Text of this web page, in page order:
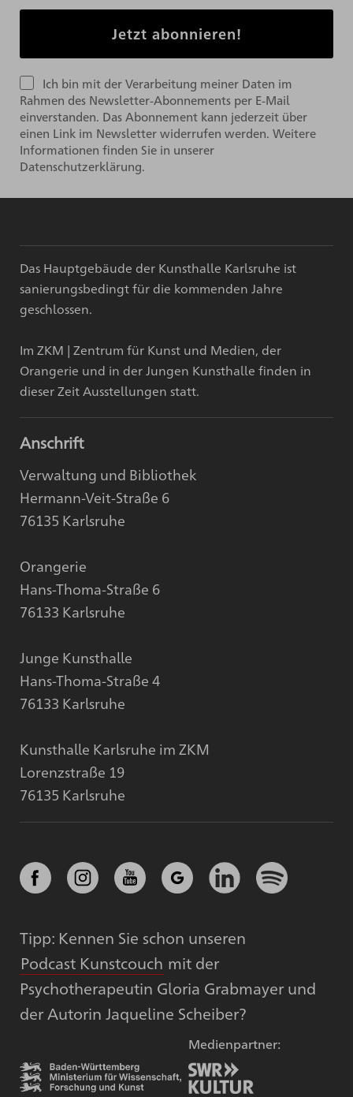
Ich bin mit der Verarbeitung meiner Daten im
Rahmen des Newsletter-Abonnements per E-Mail
einverstanden. Das Abonnement kann jederzeit über
einen Link im Newsletter widerrufen werden. Weitere
Informationen finden Sie in unserer
Datenschutzerklärung.
Das Hauptgebäude der Kunsthalle Karlsruhe ist
sanierungsbedingt für die kommenden Jahre
geschlossen.
Im ZKM | Zentrum für Kunst und Medien, der
Orangerie und in der Jungen Kunsthalle finden in
dieser Zeit Ausstellungen statt.
Anschrift
Verwaltung und Bibliothek
Hermann-Veit-Straße 6
76135 Karlsruhe
Orangerie
Hans-Thoma-Straße 6
76133 Karlsruhe
Junge Kunsthalle
Hans-Thoma-Straße 4
76133 Karlsruhe
Kunsthalle Karlsruhe im ZKM
Lorenzstraße 19
76135 Karlsruhe
Tipp: Kennen Sie schon unseren
Podcast Kunstcouch mit der
Psychotherapeutin Gloria Grabmayer und
der Autorin Jaqueline Scheiber?
Medienpartner: